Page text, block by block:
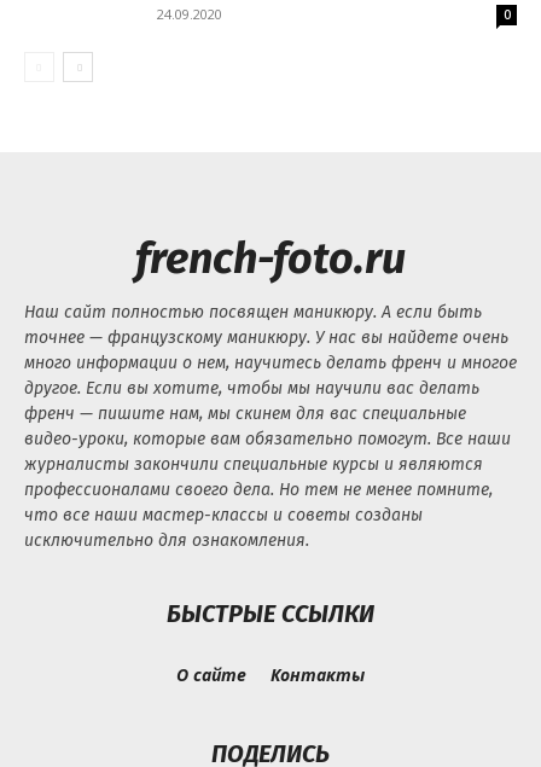
24.09.2020 0
french-foto.ru
Наш сайт полностью посвящен маникюру. А если быть
точнее — французскому маникюру. У нас вы найдете очень
много информации о нем, научитесь делать френч и многое
другое. Если вы хотите, чтобы мы научили вас делать
френч — пишите нам, мы скинем для вас специальные
видео-уроки, которые вам обязательно помогут. Все наши
журналисты закончили специальные курсы и являются
профессионалами своего дела. Но тем не менее помните,
что все наши мастер-классы и советы созданы
исключительно для ознакомления.
БЫСТРЫЕ ССЫЛКИ
О сайте Контакты
ПОДЕЛИСЬ